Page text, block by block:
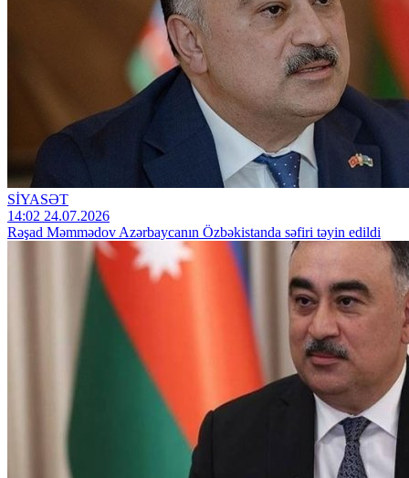
SİYASƏT
14:02 24.07.2026
Rəşad Məmmədov Azərbaycanın Özbəkistanda səfiri təyin edildi